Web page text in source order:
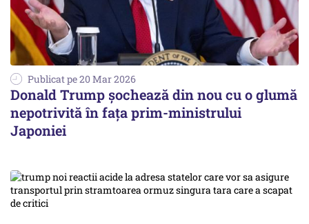
Publicat pe 20 Mar 2026
Donald Trump șochează din nou cu o glumă
nepotrivită în fața prim-ministrului
Japoniei